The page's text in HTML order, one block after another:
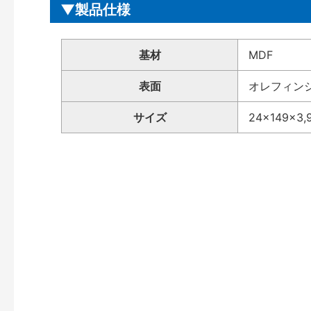
製品仕様
基材 MDF
表面 オレフィン
サイズ